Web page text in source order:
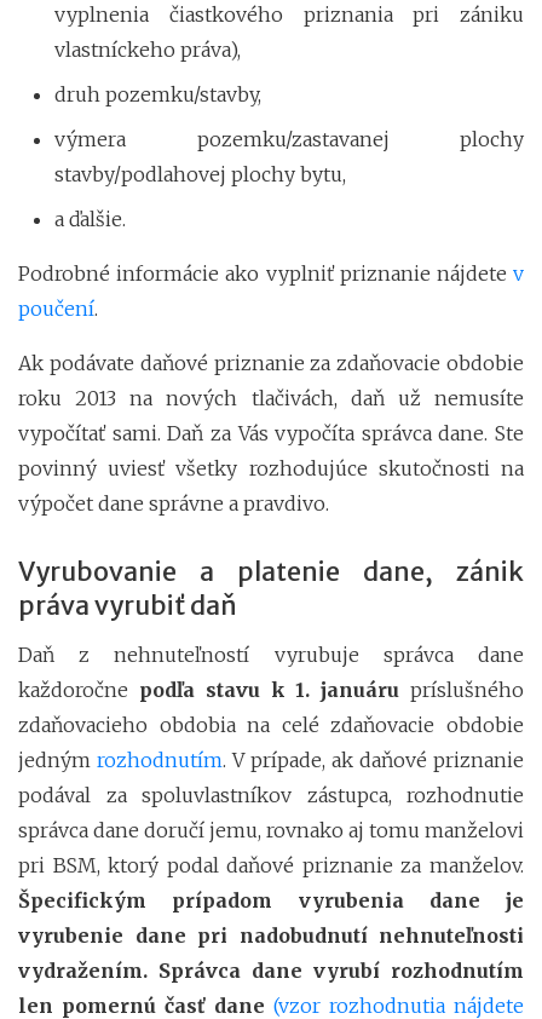
vyplnenia čiastkového priznania pri zániku
vlastníckeho práva),
druh pozemku/stavby,
výmera pozemku/zastavanej plochy
stavby/podlahovej plochy bytu,
a ďalšie.
Podrobné informácie ako vyplniť priznanie nájdete v
poučení.
Ak podávate daňové priznanie za zdaňovacie obdobie
roku 2013 na nových tlačivách, daň už nemusíte
vypočítať sami. Daň za Vás vypočíta správca dane. Ste
povinný uviesť všetky rozhodujúce skutočnosti na
výpočet dane správne a pravdivo.
Vyrubovanie a platenie dane, zánik
práva vyrubiť daň
Daň z nehnuteľností vyrubuje správca dane
každoročne podľa stavu k 1. januáru príslušného
zdaňovacieho obdobia na celé zdaňovacie obdobie
jedným rozhodnutím. V prípade, ak daňové priznanie
podával za spoluvlastníkov zástupca, rozhodnutie
správca dane doručí jemu, rovnako aj tomu manželovi
pri BSM, ktorý podal daňové priznanie za manželov.
Špecifickým prípadom vyrubenia dane je
vyrubenie dane pri nadobudnutí nehnuteľnosti
vydražením. Správca dane vyrubí rozhodnutím
len pomernú časť dane (vzor rozhodnutia nájdete